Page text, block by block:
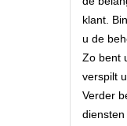
klant.
u de
Zo bent
verspilt
Verder